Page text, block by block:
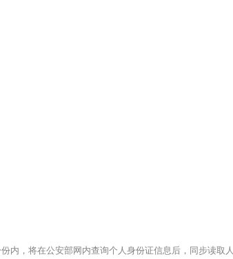
内，将在公安部网内查询个人身份证信息后，同步读取人